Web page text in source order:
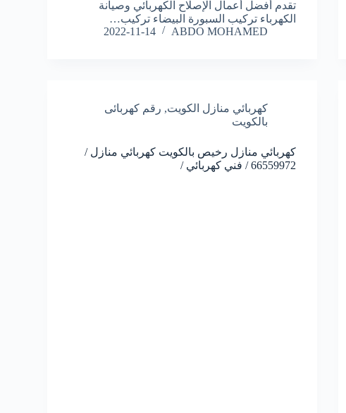
تقدم أفضل أعمال الإصلاح الكهربائي وصيانة
الكهرباء تركيب السبورة البيضاء تركيب…
ABDO MOHAMED
2022-11-14
كهربائي منازل الكويت, رقم كهربائى
بالكويت
كهربائي منازل رخيص بالكويت كهربائي منازل /
66559972 / فني كهربائي /